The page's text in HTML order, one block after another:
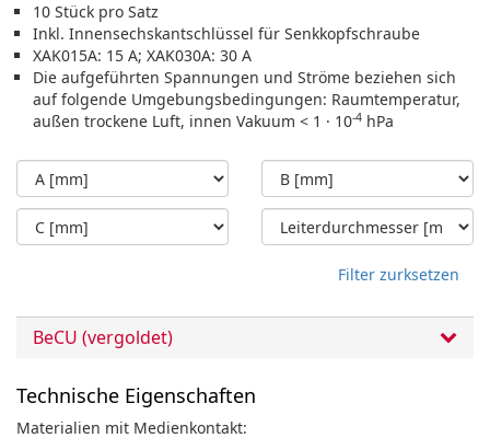
10 Stück pro Satz
Inkl. Innensechskantschlüssel für Senkkopfschraube
XAK015A: 15 A; XAK030A: 30 A
Die aufgeführten Spannungen und Ströme beziehen sich
auf folgende Umgebungsbedingungen: Raumtemperatur,
außen trockene Luft, innen Vakuum < 1 · 10-4 hPa
Filter zurksetzen
BeCU (vergoldet)
Technische Eigenschaften
Materialien mit Medienkontakt: